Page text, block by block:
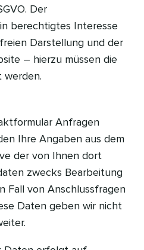
Der
berechtigtes Interesse
Darstellung und der
– hierzu müssen die
werden.
Anfragen
Ihre Angaben aus dem
der von Ihnen dort
zwecks Bearbeitung
Fall von Anschlussfragen
Daten geben wir nicht